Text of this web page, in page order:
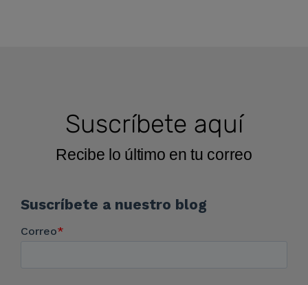
Suscríbete aquí
Recibe lo último en tu correo